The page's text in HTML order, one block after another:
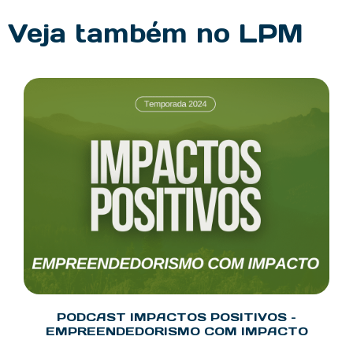
Veja também no LPM
PODCAST IMPACTOS POSITIVOS –
EMPREENDEDORISMO COM IMPACTO